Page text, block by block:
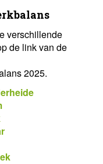
verschillende
de link van de
2025.